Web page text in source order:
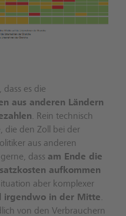
es die
aus anderen Ländern
. Rein technisch
die den Zoll bei der
aus anderen
dass am Ende die
aufkommen
aber komplexer
irgendwo in der Mitte .
von den Verbrauchern